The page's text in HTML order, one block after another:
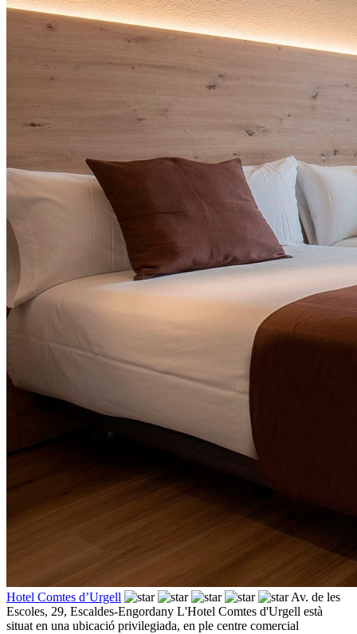
Hotel Comtes d’Urgell
Av. de les
Escoles, 29, Escaldes-Engordany L'Hotel Comtes d'Urgell està
situat en una ubicació privilegiada, en ple centre comercial